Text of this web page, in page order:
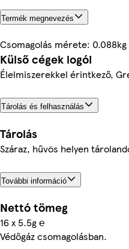
Termék megnevezés
Csomagolás mérete: 0.088kg
Külső cégek logói
Élelmiszerekkel érintkező,
Tárolás és felhasználás
Tárolás
Száraz, hűvös helyen
További információ
Nettó tömeg
16 x 5.5g ℮
Védőgáz csomagolásban.